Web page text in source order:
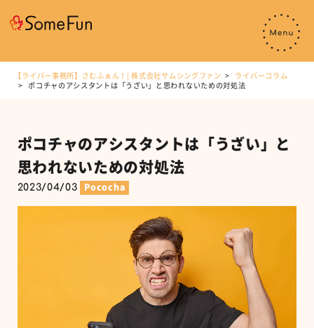
【ライバー事務所】さむふぁん！| 株式会社サムシングファン
ライバーコラム
ポコチャのアシスタントは「うざい」と思われないための対処法
ポコチャのアシスタントは「うざい」と
思われないための対処法
2023/04/03 Pococha